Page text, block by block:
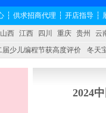
┆ 供求招商代理 ┆ 开店指导 ┆
山西 江西 四川 重庆 贵州
云
少儿编程节获高度评价
冬天
2024